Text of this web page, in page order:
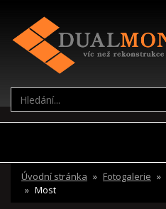
Úvodní stránka Fotogalerie
Most